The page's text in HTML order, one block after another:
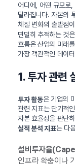
어디에, 어떤 규모로,
달라집니다. 자본의
체질 변화의 출발점
면밀히 추적하는 것
흐름은 산업의 미래
가장 객관적인 데이
1. 투자 관련
투자 활동은 기업의
관련 지표는 단기적
자본 효율성을 판단
실적 분석 지표는 다
설비투자율
인프라 확충이나